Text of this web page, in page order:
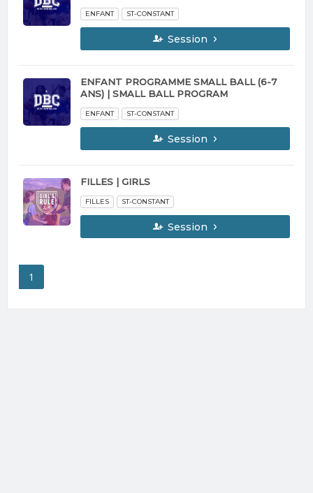
importance of pride, passion, and fun to develop
tomorrow’s leaders.
ENFANT ST-CONSTANT
Session
ENFANT PROGRAMME SMALL BALL (6-7
ANS) | SMALL BALL PROGRAM
ENFANT ST-CONSTANT
Session
FILLES | GIRLS
FILLES ST-CONSTANT
Session
1